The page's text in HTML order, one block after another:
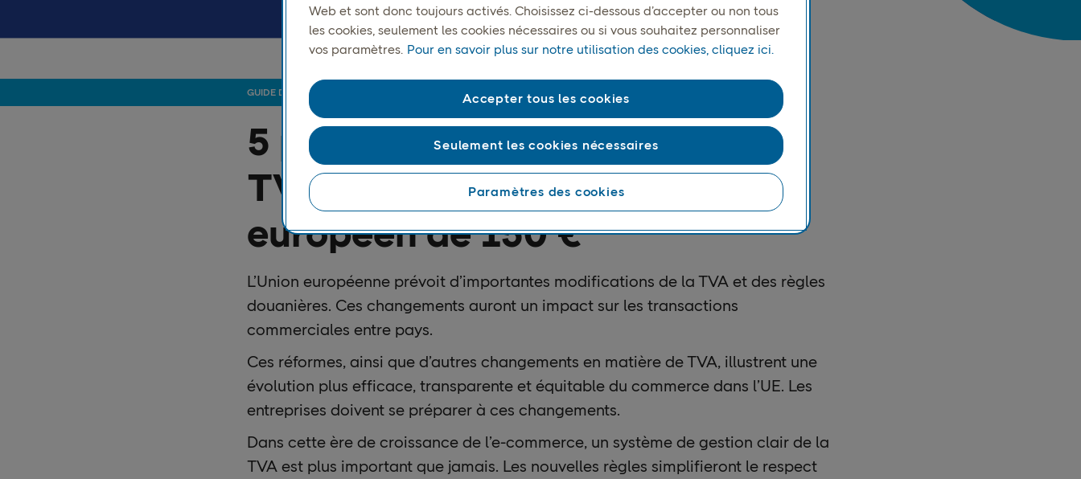
GUIDE D’EXPÉDITION
5 principales modifications de
TVA pour le seuil d’importation
européen de 150 €
L’Union européenne prévoit d’importantes modifications de la TVA et des règles
douanières. Ces changements auront un impact sur les transactions
commerciales entre pays.
Ces réformes, ainsi que d’autres changements en matière de TVA, illustrent une
évolution plus efficace, transparente et équitable du commerce dans l’UE. Les
entreprises doivent se préparer à ces changements.
Dans cette ère de croissance de l’e-commerce, un système de gestion clair de la
TVA est plus important que jamais. Les nouvelles règles simplifieront le respect
Web et sont donc toujours activés. Choisissez ci-dessous d’accepter ou non tous
les cookies, seulement les cookies nécessaires ou si vous souhaitez personnaliser
vos paramètres. Pour en savoir plus sur notre utilisation des cookies, cliquez ici.
Paramètres des cookies
Seulement les cookies nécessaires
Accepter tous les cookies